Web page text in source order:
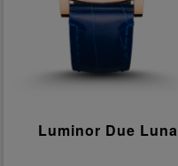
Luminor Due Luna